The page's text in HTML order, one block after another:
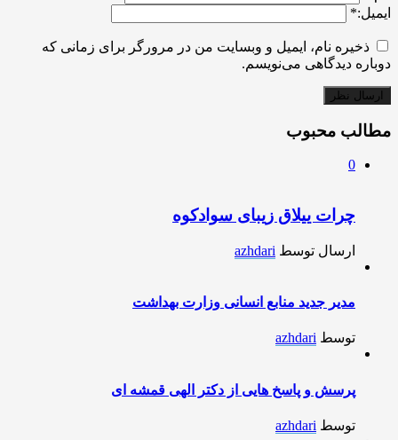
ایمیل:*
ذخیره نام، ایمیل و وبسایت من در مرورگر برای زمانی که
دوباره دیدگاهی می‌نویسم.
مطالب محبوب
0
چرات ییلاق زیبای سوادکوه
ارسال توسط azhdari
مدیر جدید منابع انسانی وزارت بهداشت
توسط azhdari
پرسش و پاسخ هایی از دکتر الهی قمشه ای
توسط azhdari